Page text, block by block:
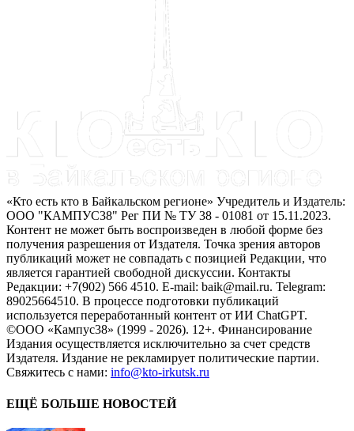
«Кто есть кто в Байкальском регионе» Учредитель и Издатель:
ООО "КАМПУС38" Рег ПИ № ТУ 38 - 01081 от 15.11.2023.
Контент не может быть воспроизведен в любой форме без
получения разрешения от Издателя. Точка зрения авторов
публикаций может не совпадать с позицией Редакции, что
является гарантией свободной дискуссии. Контакты
Редакции: +7(902) 566 4510. E-mail: baik@mail.ru. Telegram:
89025664510. В процессе подготовки публикаций
используется переработанный контент от ИИ ChatGPT.
©ООО «Кампус38» (1999 - 2026). 12+. Финансирование
Издания осуществляется исключительно за счет средств
Издателя. Издание не рекламирует политические партии.
Свяжитесь с нами: info@kto-irkutsk.ru
ЕЩЁ БОЛЬШЕ НОВОСТЕЙ